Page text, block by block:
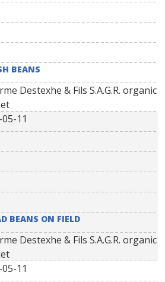
BEANS
Destexhe & Fils S.A.G.R. organic
11
BEANS ON FIELD
Destexhe & Fils S.A.G.R. organic
11